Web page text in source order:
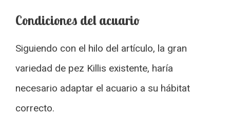
Condiciones del acuario
Siguiendo con el hilo del artículo, la gran
variedad de pez Killis existente, haría
necesario adaptar el acuario a su hábitat
correcto.